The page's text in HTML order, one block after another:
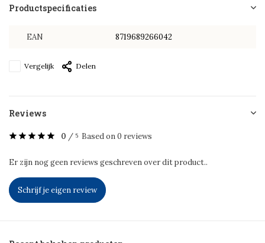
Productspecificaties
EAN 8719689266042
Vergelijk Delen
Reviews
0 / 5 Based on 0 reviews
Er zijn nog geen reviews geschreven over dit product..
Schrijf je eigen review